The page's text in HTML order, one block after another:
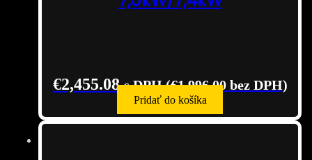
€2,455.08 s DPH (€1,996.00bez DPH)
Pridať do košíka